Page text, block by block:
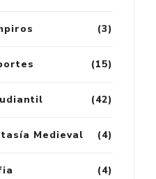
(3)
(15)
(42)
(4)
Medieval
(4)